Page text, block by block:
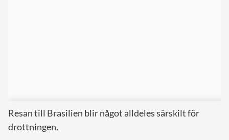
Resan till Brasilien blir något alldeles särskilt för
drottningen.